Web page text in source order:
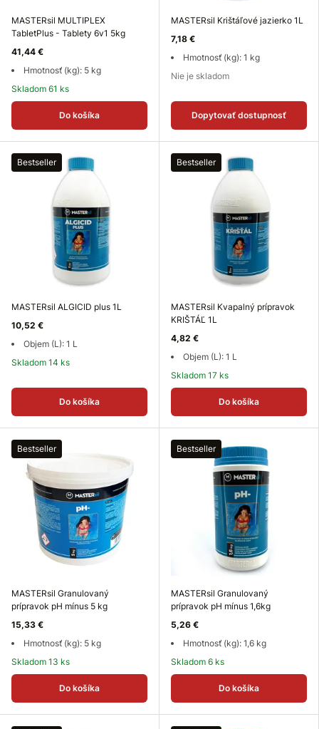
MASTERsil MULTIPLEX
TabletPlus - Tablety 6v1 5kg
41,44 €
Hmotnosť (kg): 5 kg
Skladom 61 ks
Do košíka
MASTERsil Krištáľové jazierko 1L
7,18 €
Hmotnosť (kg): 1 kg
Nie je skladom
Dopytovať dostupnosť
Bestseller
MASTERsil ALGICID plus 1L
10,52 €
Objem (L): 1 L
Skladom 14 ks
Do košíka
Bestseller
MASTERsil Kvapalný prípravok
KRIŠTÁĽ 1L
4,82 €
Objem (L): 1 L
Skladom 17 ks
Do košíka
Bestseller
MASTERsil Granulovaný
prípravok pH mínus 5 kg
15,33 €
Hmotnosť (kg): 5 kg
Skladom 13 ks
Do košíka
Bestseller
MASTERsil Granulovaný
prípravok pH mínus 1,6kg
5,26 €
Hmotnosť (kg): 1,6 kg
Skladom 6 ks
Do košíka